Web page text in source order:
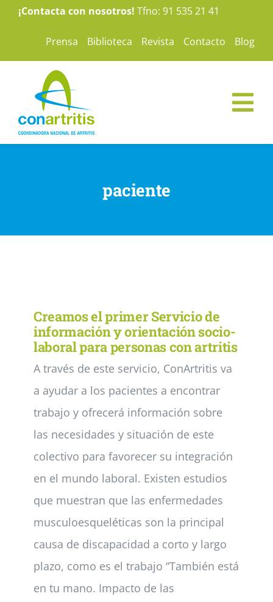
Saltar¡Contacta con nosotros! Tfno: 91 535 21 41
Prensa Biblioteca Revista Contacto Blog
Noticias
Colabora
Asóciate
paciente
Creamos el primer Servicio de
información y orientación socio-
laboral para personas con artritis
A través de este servicio, ConArtritis va
a ayudar a los pacientes a encontrar
trabajo y ofrecerá información sobre
las necesidades y situación de este
colectivo para favorecer su integración
en el mundo laboral. Existen estudios
que muestran que las enfermedades
musculoesqueléticas son la principal
causa de discapacidad a corto y largo
plazo, como es el trabajo “También está
en tu mano. Impacto de las